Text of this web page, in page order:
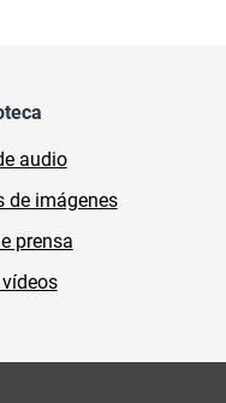
audio
de imágenes
prensa